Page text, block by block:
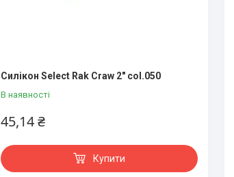
Силікон Select Rak Craw 2" col.050
В наявності
45,14 ₴
Купити